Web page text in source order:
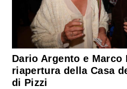
Dario Argento e
riapertura della Casa
di Pizzi